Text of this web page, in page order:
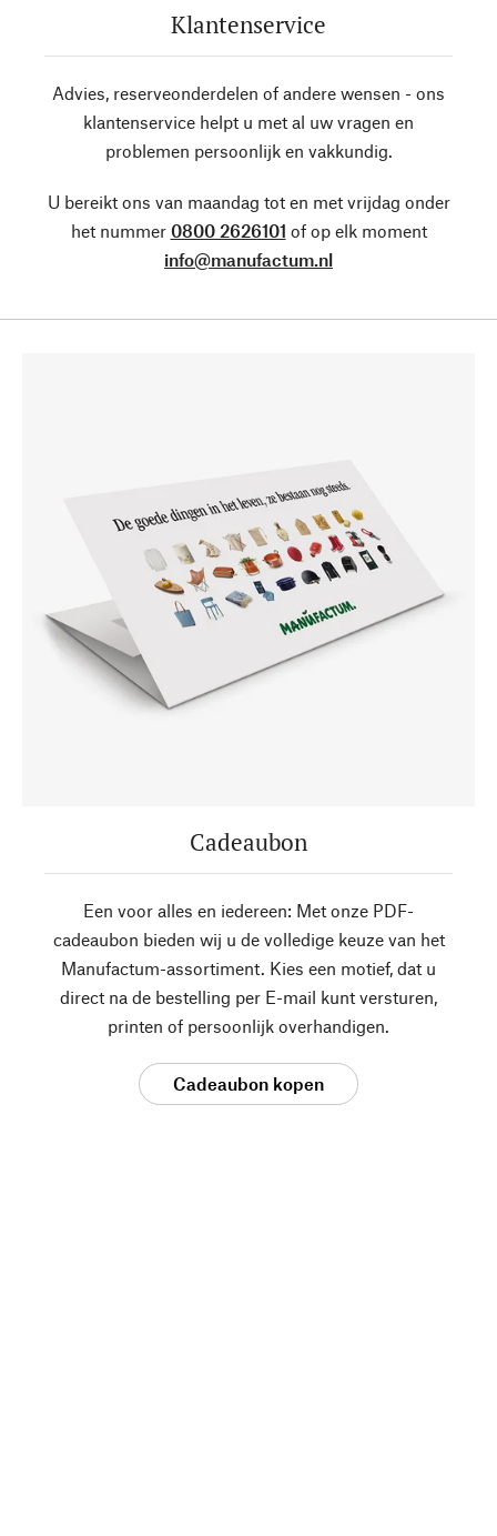
Klantenservice
Advies, reserveonderdelen of andere wensen - ons
klantenservice helpt u met al uw vragen en
problemen persoonlijk en vakkundig.
U bereikt ons van maandag tot en met vrijdag onder
het nummer 0800 2626101 of op elk moment
info@manufactum.nl
Cadeaubon
Een voor alles en iedereen: Met onze PDF-
cadeaubon bieden wij u de volledige keuze van het
Manufactum-assortiment. Kies een motief, dat u
direct na de bestelling per E-mail kunt versturen,
printen of persoonlijk overhandigen.
Cadeaubon kopen